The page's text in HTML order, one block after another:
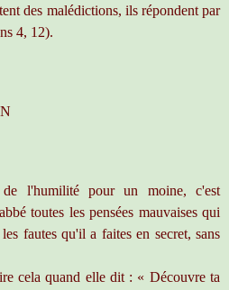
des malédictions, ils répondent par
4, 12).
l'humilité pour un moine, c'est
toutes les pensées mauvaises qui
fautes qu'il a faites en secret, sans
cela quand elle dit : « Découvre ta